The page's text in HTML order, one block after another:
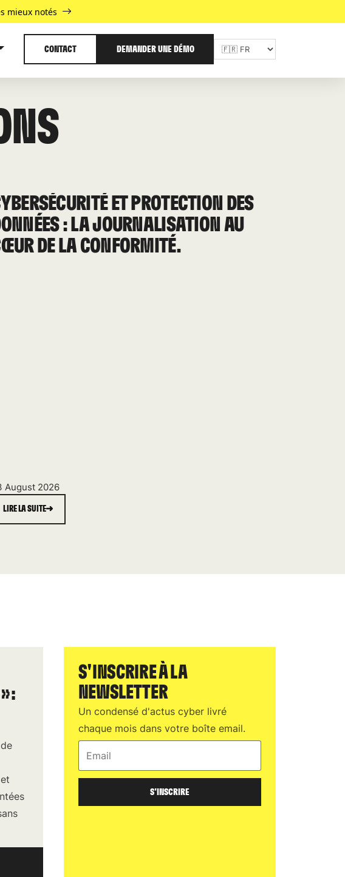
mieux notés
CONTACT DEMANDER UNE DÉMO
ET PROTECTION DES
: LA JOURNALISATION AU
DE LA CONFORMITÉ.
August 2026
LIRE LA SUITE➜
à
S'INSCRIRE À LA
NEWSLETTER
Un condensé d'actus cyber livré
chaque mois dans votre boîte email.
S'INSCRIRE